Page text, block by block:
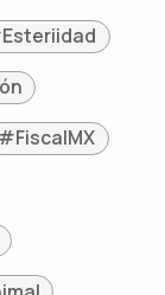
#FiscalMX